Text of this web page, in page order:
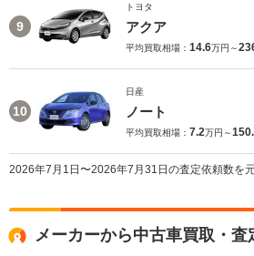
9
トヨタ
アクア
平均買取相場： 14.6万円～
10
日産
ノート
平均買取相場： 7.2万円～
2026年7月1日〜2026年7月31日の査定依頼数を元
メーカーから中古車買取・査